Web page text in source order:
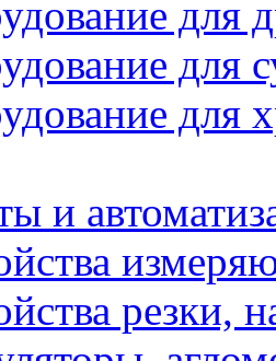
для
для
для
и
резки,